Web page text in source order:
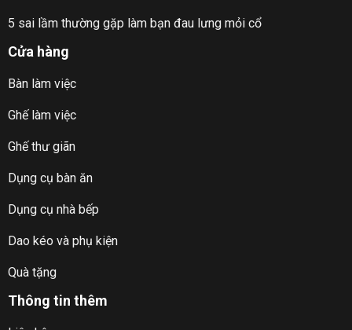
Ưu đãi chỉ có khi mua bàn ghế công thái học tại
Hoàn tiền 100% và tặng luôn sản phẩm nếu Quý khách
phát hiện ra hàng chúng tôi bán ra là hàng giả, hàng kém
Miễn phí ngồi thử tại nhà toàn quốc trong 3 ngày.
Miễn phí vận chuyển toàn quốc.
Hỗ trợ tư vấn trọn đời sau mua.
THÔNG TIN MUA HÀNG TẠI DANDIHOME
5 sai lầm thường gặp làm bạn đau lưng mỏi cổ
Cửa hàng
Bàn làm việc
Ghế làm việc
Ghế thư giãn
Dụng cụ bàn ăn
Dụng cụ nhà bếp
Dao kéo và phụ kiện
Quà tặng
Thông tin thêm